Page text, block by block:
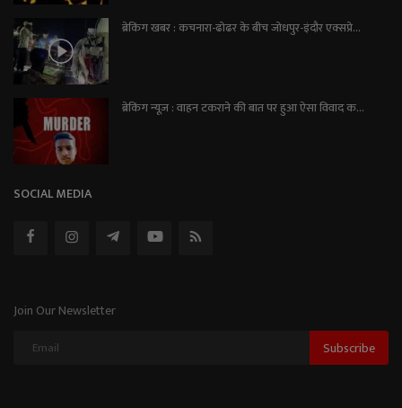
ब्रेकिंग खबर : कचनारा-ढोढर के बीच जोधपुर-इंदौर एक्सप्रे...
ब्रेकिंग न्यूज़ : वाहन टकराने की बात पर हुआ ऐसा विवाद क...
SOCIAL MEDIA
Join Our Newsletter
Subscribe